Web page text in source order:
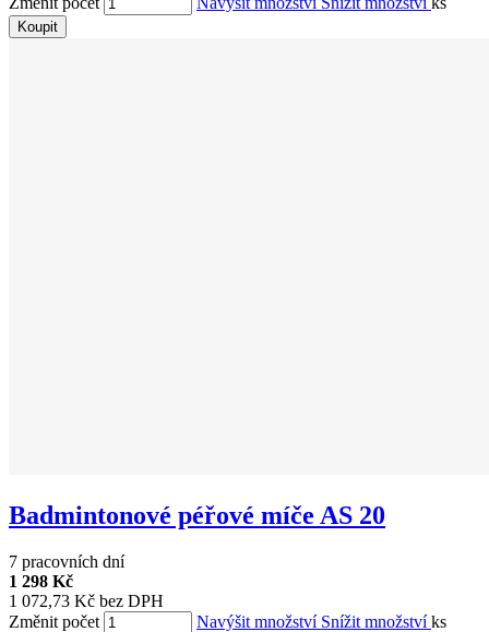
Koupit
Badmintonové péřové míče AS 20
7 pracovních dní
1 298 Kč
1 072,73 Kč bez DPH
Změnit počet
Navýšit množství Snížit množstvíks